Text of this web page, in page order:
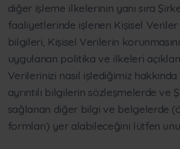
diğer işleme ilkelerinin yanı sıra
faaliyetlerinde işlenen Kişisel
bilgileri, Kişisel Verilerin
uygulanan politika ve ilkeleri
Verilerinizi nasıl işlediğimiz
ayrıntılı bilgilerin sözleşmelerde ve
sağlanan diğer bilgi ve belgelerde
formları) yer alabileceğini lütfen